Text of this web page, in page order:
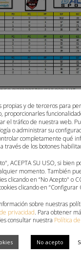
propias y de terceros para
proporcionarles
el tráfico de nuestra web.
o administrar su
completamente qué
través de los botones
ACEPTA SU USO, si bien
momento. También
clicando en “No Acepto" o
clicando en “Configurar
sobre nuestras
privacidad. Para obtener
consultar nuestra Política
No acepto